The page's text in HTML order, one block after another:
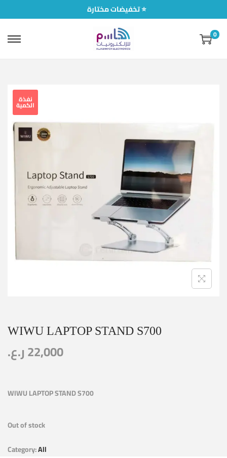
تخفيضات مختارة ⭐
0
نفذة
الكمية
WIWU LAPTOP STAND S700
22,000ر.ع.
WIWU LAPTOP STAND S700
Out of stock
Category:All